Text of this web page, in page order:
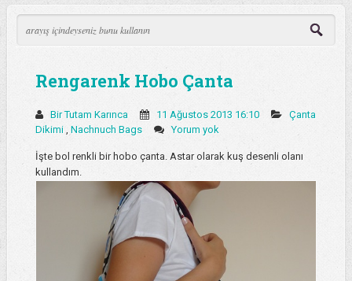
Rengarenk Hobo Çanta
Bir Tutam Karınca 11 Ağustos 2013 16:10
Çanta
Dikimi Nachnuch Bags Yorum yok
İşte bol renkli bir hobo çanta. Astar olarak kuş desenli olanı
kullandım.